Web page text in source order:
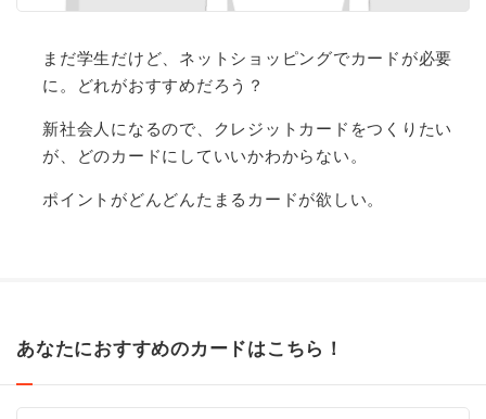
まだ学生だけど、ネットショッピングでカードが必要
に。どれがおすすめだろう？
新社会人になるので、クレジットカードをつくりたい
が、どのカードにしていいかわからない。
ポイントがどんどんたまるカードが欲しい。
あなたにおすすめのカードはこちら！